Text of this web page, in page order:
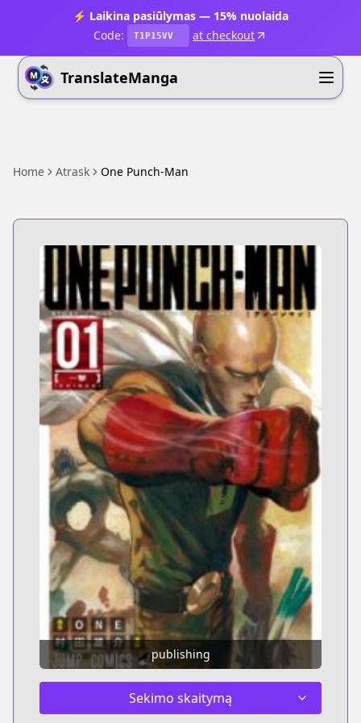
⚡ Laikina pasiūlymas — 15% nuolaida
Code:
T1P15VV at checkout
TranslateManga
Home Atrask One Punch-Man
publishing
Sekimo skaitymą